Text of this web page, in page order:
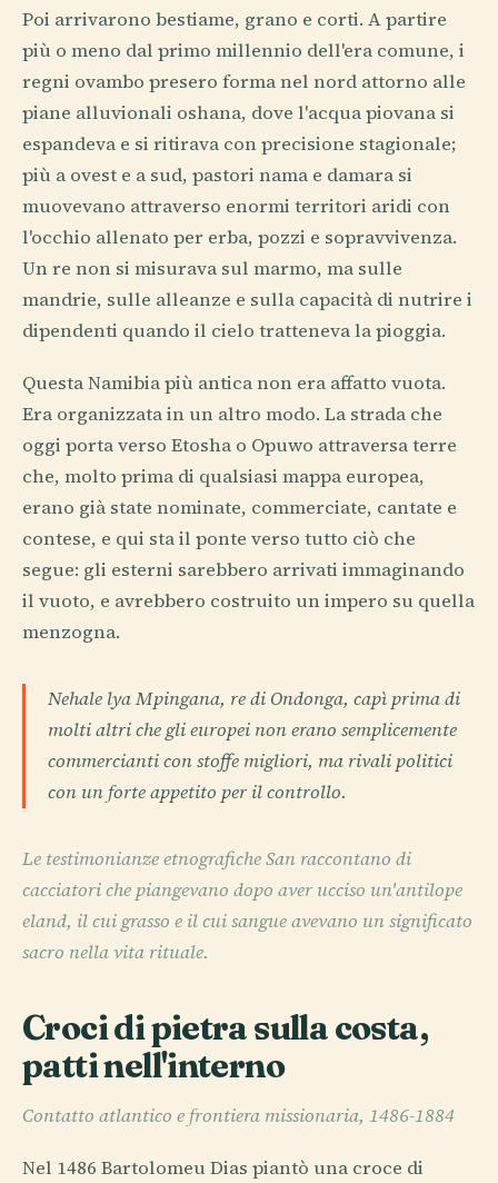
Poi arrivarono bestiame, grano e corti. A partire
più o meno dal primo millennio dell'era comune, i
regni ovambo presero forma nel nord attorno alle
piane alluvionali oshana, dove l'acqua piovana si
espandeva e si ritirava con precisione stagionale;
più a ovest e a sud, pastori nama e damara si
muovevano attraverso enormi territori aridi con
l'occhio allenato per erba, pozzi e sopravvivenza.
Un re non si misurava sul marmo, ma sulle
mandrie, sulle alleanze e sulla capacità di nutrire i
dipendenti quando il cielo tratteneva la pioggia.
Questa Namibia più antica non era affatto vuota.
Era organizzata in un altro modo. La strada che
oggi porta verso Etosha o Opuwo attraversa terre
che, molto prima di qualsiasi mappa europea,
erano già state nominate, commerciate, cantate e
contese, e qui sta il ponte verso tutto ciò che
segue: gli esterni sarebbero arrivati immaginando
il vuoto, e avrebbero costruito un impero su quella
menzogna.
Nehale lya Mpingana, re di Ondonga, capì prima di
molti altri che gli europei non erano semplicemente
commercianti con stoffe migliori, ma rivali politici
con un forte appetito per il controllo.
Le testimonianze etnografiche San raccontano di
cacciatori che piangevano dopo aver ucciso un'antilope
eland, il cui grasso e il cui sangue avevano un significato
sacro nella vita rituale.
Croci di pietra sulla costa,
patti nell'interno
Contatto atlantico e frontiera missionaria, 1486-1884
Nel 1486 Bartolomeu Dias piantò una croce di